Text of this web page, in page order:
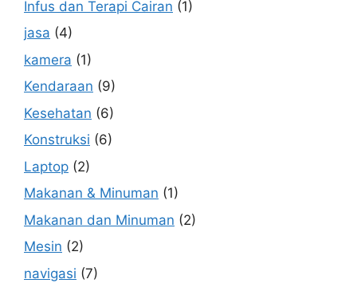
Infus dan Terapi Cairan (1)
jasa (4)
kamera (1)
Kendaraan (9)
Kesehatan (6)
Konstruksi (6)
Laptop (2)
Makanan & Minuman (1)
Makanan dan Minuman (2)
Mesin (2)
navigasi (7)